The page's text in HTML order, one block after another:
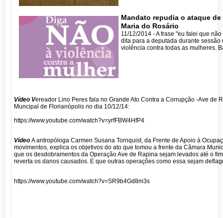
Mandato repudia o ataque
Maria do Rosário
11/12/2014 - A frase "eu falei que
dita para a deputada durante
violência contra todas as mulheres.
Vídeo Vereador Lino Peres fala no Grande Ato Contra a Corrupção -Ave de
Muncipal de Florianópolis no dia 10/12/14:
https://www.youtube.com/watch?v=yrfFBW4HfP4
Vídeo A antropóloga Carmen Susana Tornquist, da Frente de Apoio à
movimentos, explica os objetivos do ato que tomou a frente da Câmara
que os desdobramentos da Operação Ave de Rapina sejam levados até o
reverta os danos causados. E que outras operações como essa sejam
https://www.youtube.com/watch?v=SR9b4Gd8m3s